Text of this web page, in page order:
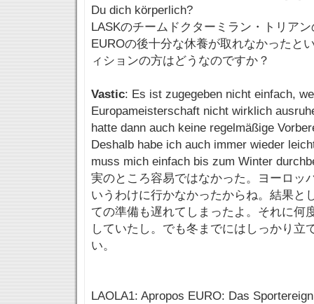
Du dich körperlich?
LASKのチームドクターミラン・トリア
EUROの後十分な休養が取れなかったと
ィションの方はどうなのですか？
Vastic: Es ist zugegeben nicht einfach,
Europameisterschaft nicht wirklich
hatte dann auch keine regelmäßige
Deshalb habe ich auch immer wieder
muss mich einfach bis zum Winter
実のところ容易ではなかった。ヨーロッ
いうわけに行かなかったからね。結果と
ての準備も遅れてしまったよ。それに何
していたし。でも冬までにはしっかり立
い。
LAOLA1: Apropos EURO: Das